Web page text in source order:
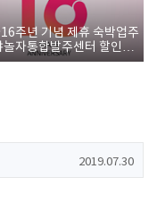
주년 기념 제휴 숙박업주
놀자통합발주센터 할인쿠
2019.07.30